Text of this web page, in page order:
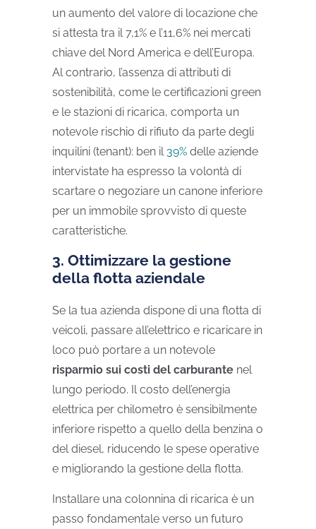
un aumento del valore di locazione che
si attesta tra il 7,1% e l’11,6% nei mercati
chiave del Nord America e dell’Europa.
Al contrario, l’assenza di attributi di
sostenibilità, come le certificazioni green
e le stazioni di ricarica, comporta un
notevole rischio di rifiuto da parte degli
inquilini (tenant): ben il 39% delle aziende
intervistate ha espresso la volontà di
scartare o negoziare un canone inferiore
per un immobile sprovvisto di queste
caratteristiche.
3. Ottimizzare la gestione
della flotta aziendale
Se la tua azienda dispone di una flotta di
veicoli, passare all’elettrico e ricaricare in
loco può portare a un notevole
risparmio sui costi del carburante nel
lungo periodo. Il costo dell’energia
elettrica per chilometro è sensibilmente
inferiore rispetto a quello della benzina o
del diesel, riducendo le spese operative
e migliorando la gestione della flotta.
Installare una colonnina di ricarica è un
passo fondamentale verso un futuro